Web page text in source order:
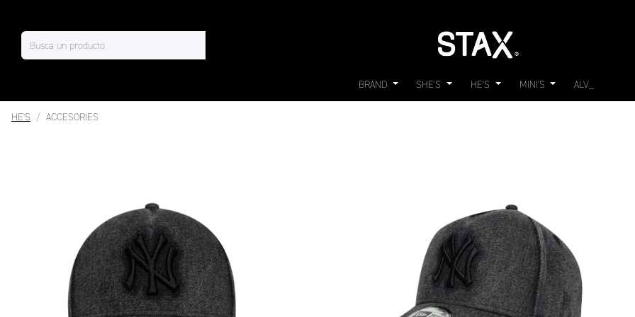
BRAND SHE'S HE'S MINI'S ALV_
HE'S ACCESORIES